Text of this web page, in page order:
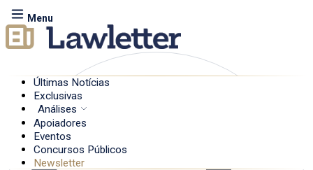
Menu
Últimas Notícias
Exclusivas
Análises
Apoiadores
Eventos
Concursos Públicos
Newsletter